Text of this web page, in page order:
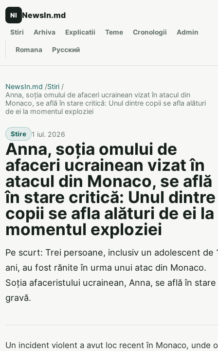
NI NewsIn.md
Stiri Arhiva Explicatii Teme Cronologii Admin
Romana Русский
NewsIn.md /Stiri /
Anna, soția omului de afaceri ucrainean vizat în atacul din
Monaco, se află în stare critică: Unul dintre copii se afla alături
de ei la momentul exploziei
Stire 1 iul. 2026
Anna, soția omului de
afaceri ucrainean vizat în
atacul din Monaco, se află
în stare critică: Unul dintre
copii se afla alături de ei la
momentul exploziei
Pe scurt: Trei persoane, inclusiv un adolescent de
ani, au fost rănite în urma unui atac din Monaco.
Soția afaceristului ucrainean, Anna, se află în stare
gravă.
Un incident violent a avut loc recent în Monaco, unde o